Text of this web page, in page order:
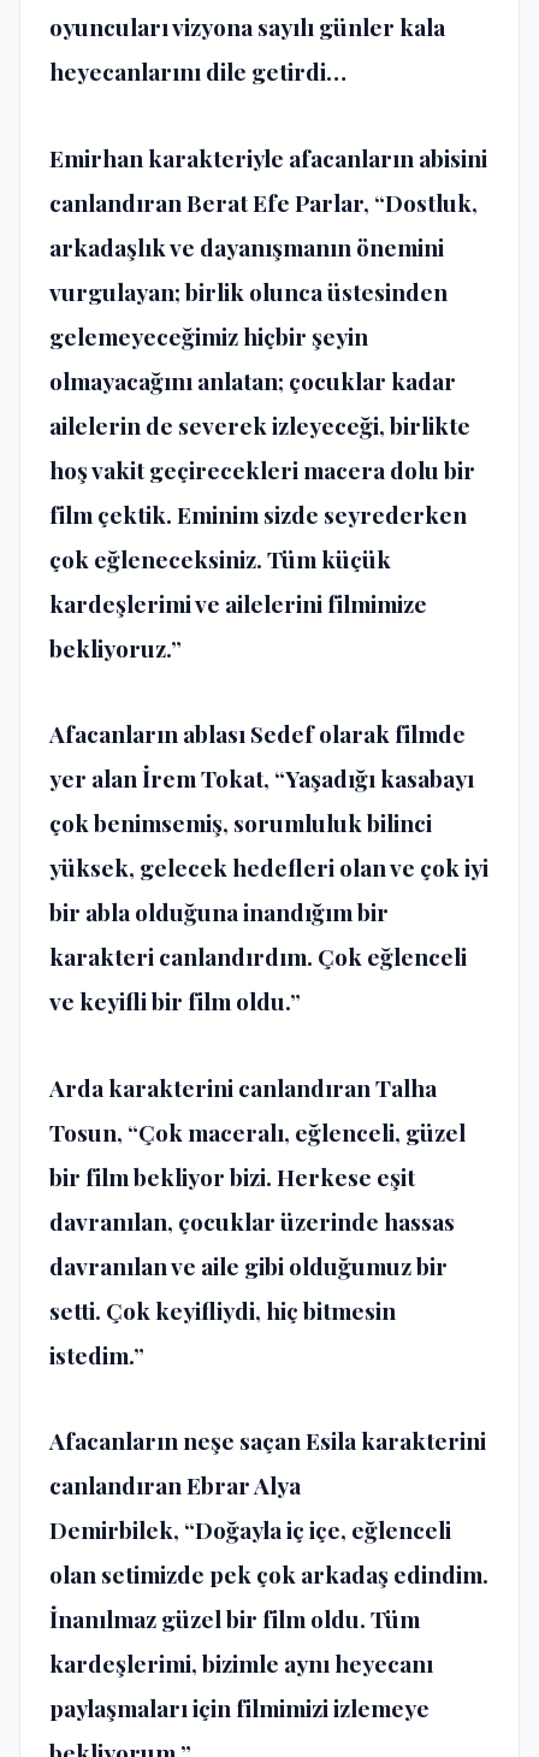
oyuncuları vizyona sayılı günler kala
heyecanlarını dile getirdi…
Emirhan karakteriyle afacanların abisini
canlandıran Berat Efe Parlar, “Dostluk,
arkadaşlık ve dayanışmanın önemini
vurgulayan; birlik olunca üstesinden
gelemeyeceğimiz hiçbir şeyin
olmayacağını anlatan; çocuklar kadar
ailelerin de severek izleyeceği, birlikte
hoş vakit geçirecekleri macera dolu bir
film çektik. Eminim sizde seyrederken
çok eğleneceksiniz. Tüm küçük
kardeşlerimi ve ailelerini filmimize
bekliyoruz.”
Afacanların ablası Sedef olarak filmde
yer alan İrem Tokat, “Yaşadığı kasabayı
çok benimsemiş, sorumluluk bilinci
yüksek, gelecek hedefleri olan ve çok iyi
bir abla olduğuna inandığım bir
karakteri canlandırdım. Çok eğlenceli
ve keyifli bir film oldu.”
Arda karakterini canlandıran Talha
Tosun, “Çok maceralı, eğlenceli, güzel
bir film bekliyor bizi. Herkese eşit
davranılan, çocuklar üzerinde hassas
davranılan ve aile gibi olduğumuz bir
setti. Çok keyifliydi, hiç bitmesin
istedim.”
Afacanların neşe saçan Esila karakterini
canlandıran Ebrar Alya
Demirbilek, “Doğayla iç içe, eğlenceli
olan setimizde pek çok arkadaş edindim.
İnanılmaz güzel bir film oldu. Tüm
kardeşlerimi, bizimle aynı heyecanı
paylaşmaları için filmimizi izlemeye